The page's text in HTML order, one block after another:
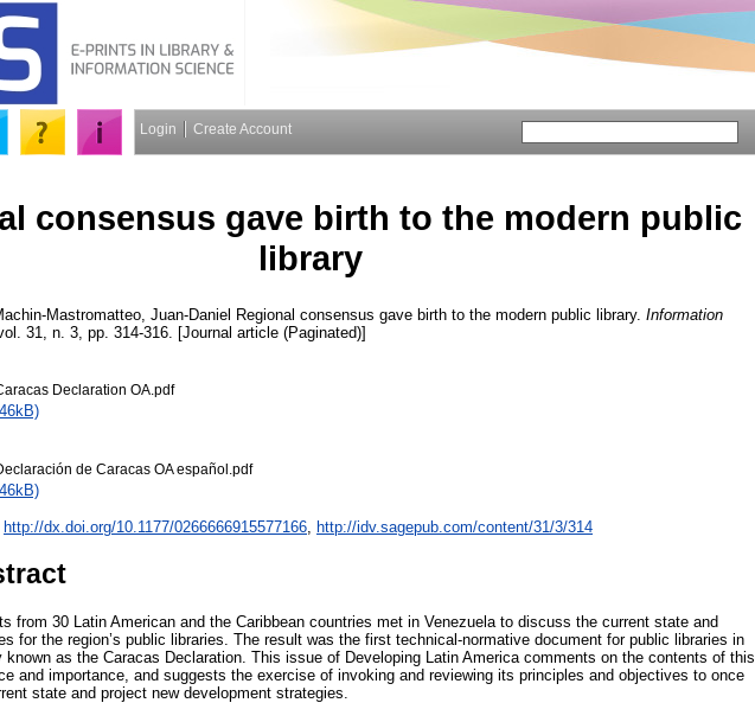
Login Create Account
consensus gave birth to the modern public
library
Mastromatteo, Juan-Daniel Regional consensus gave birth to the modern public library. Information
31, n. 3, pp. 314-316. [Journal article (Paginated)]
Declaration OA.pdf
de Caracas OA español.pdf
http://dx.doi.org/10.1177/0266666915577166 http://idv.sagepub.com/content/31/3/314
from 30 Latin American and the Caribbean countries met in Venezuela to discuss the current state and
for the region’s public libraries. The result was the first technical-normative document for public libraries in
known as the Caracas Declaration. This issue of Developing Latin America comments on the contents of this
and importance, and suggests the exercise of invoking and reviewing its principles and objectives to once
state and project new development strategies.